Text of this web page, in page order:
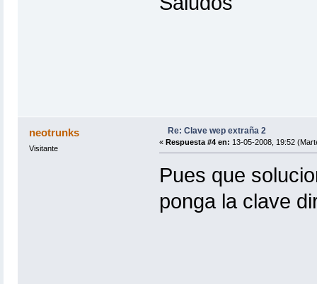
neotrunks
Visitante
Re: Clave wep extraña 2
« Respuesta #4 en: 13-05-2008, 19:52
Pues que
ponga la clave